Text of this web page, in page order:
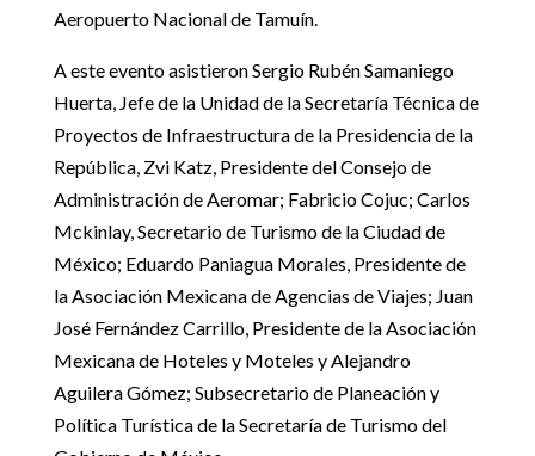
Aeropuerto Nacional de Tamuín.
A este evento asistieron Sergio Rubén Samaniego
Huerta, Jefe de la Unidad de la Secretaría Técnica de
Proyectos de Infraestructura de la Presidencia de la
República, Zvi Katz, Presidente del Consejo de
Administración de Aeromar; Fabricio Cojuc; Carlos
Mckinlay, Secretario de Turismo de la Ciudad de
México; Eduardo Paniagua Morales, Presidente de
la Asociación Mexicana de Agencias de Viajes; Juan
José Fernández Carrillo, Presidente de la Asociación
Mexicana de Hoteles y Moteles y Alejandro
Aguilera Gómez; Subsecretario de Planeación y
Política Turística de la Secretaría de Turismo del